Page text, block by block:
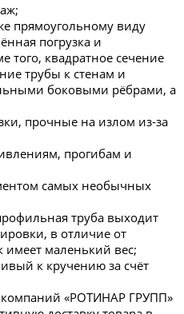
прямоугольному виду
погрузка и
того, квадратное сечение
трубы к стенам и
боковыми рёбрами, а
прочные на излом из-за
прогибам и
самых необычных
труба выходит
в отличие от
имеет маленький вес;
к кручению за счёт
компаний «РОТИНАР ГРУПП»